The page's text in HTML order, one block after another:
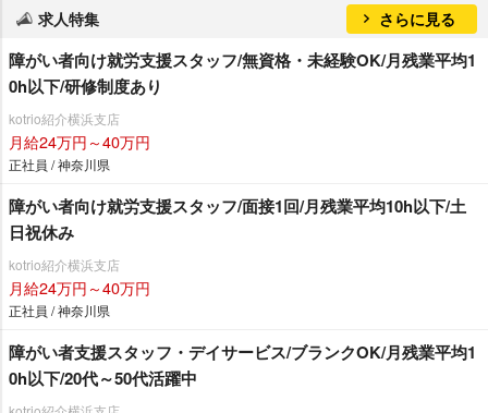
求人特集 さらに見る
障がい者向け就労支援スタッフ/無資格・未経験OK/月残業平均1
0h以下/研修制度あり
kotrio紹介横浜支店
月給24万円～40万円
正社員 / 神奈川県
障がい者向け就労支援スタッフ/面接1回/月残業平均10h以下/土
日祝休み
kotrio紹介横浜支店
月給24万円～40万円
正社員 / 神奈川県
障がい者支援スタッフ・デイサービス/ブランクOK/月残業平均1
0h以下/20代～50代活躍中